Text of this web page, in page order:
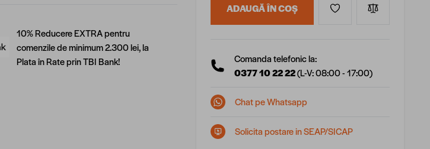
10% Reducere EXTRA pentru
comenzile de minimum 2.300 lei, la
Plata în Rate prin TBI Bank!
ADAUGĂ ÎN COȘ
Comanda telefonic la:
0377 10 22 22(L-V: 08:00 - 17:00)
Chat pe Whatsapp
Solicita postare in SEAP/SICAP